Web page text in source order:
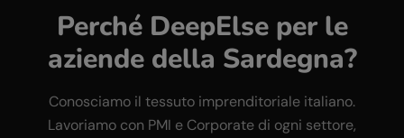
Perché DeepElse per le
aziende della Sardegna?
Conosciamo il tessuto imprenditoriale italiano.
Lavoriamo con PMI e Corporate di ogni settore,